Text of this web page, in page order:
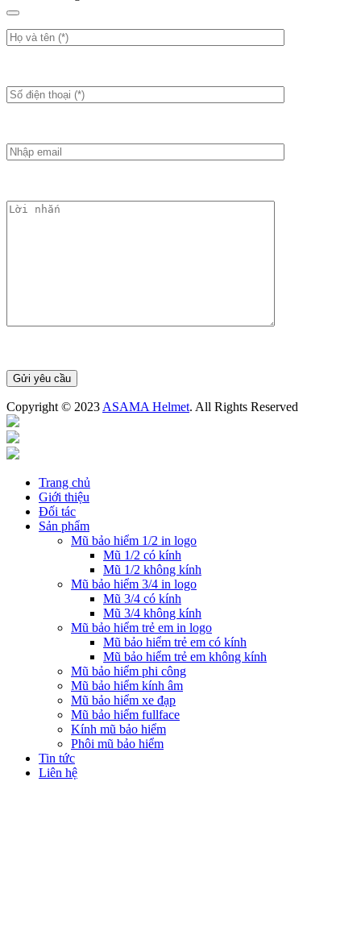
Copyright © 2023 ASAMA Helmet. All Rights Reserved
Trang chủ
Giới thiệu
Đối tác
Sản phẩm
Mũ bảo hiểm 1/2 in logo
Mũ 1/2 có kính
Mũ 1/2 không kính
Mũ bảo hiểm 3/4 in logo
Mũ 3/4 có kính
Mũ 3/4 không kính
Mũ bảo hiểm trẻ em in logo
Mũ bảo hiểm trẻ em có kính
Mũ bảo hiểm trẻ em không kính
Mũ bảo hiểm phi công
Mũ bảo hiểm kính âm
Mũ bảo hiểm xe đạp
Mũ bảo hiểm fullface
Kính mũ bảo hiểm
Phôi mũ bảo hiểm
Tin tức
Liên hệ